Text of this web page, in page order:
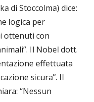
di Stoccolma) dice:
logica per
ottenuti con
Il Nobel dott.
effettuata
sicura”. Il
“Nessun